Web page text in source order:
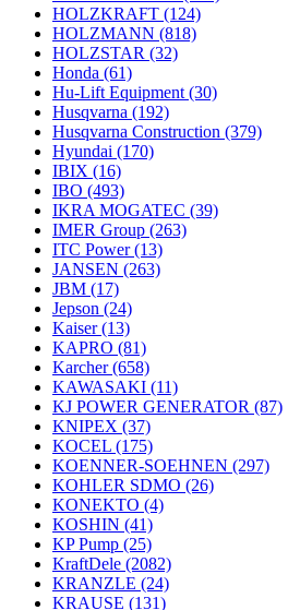
HOLZKRAFT (124)
HOLZMANN (818)
HOLZSTAR (32)
Honda (61)
Hu-Lift Equipment (30)
Husqvarna (192)
Husqvarna Construction (379)
Hyundai (170)
IBIX (16)
IBO (493)
IKRA MOGATEC (39)
IMER Group (263)
ITC Power(13)
JANSEN (263)
JBM (17)
Jepson (24)
Kaiser(13)
KAPRO (81)
Karcher(658)
KAWASAKI (11)
KJ POWER GENERATOR (87)
KNIPEX (37)
KOCEL (175)
KOENNER-SOEHNEN (297)
KOHLER SDMO (26)
KONEKTO (4)
KOSHIN (41)
KP Pump (25)
KraftDele (2082)
KRANZLE (24)
KRAUSE (131)